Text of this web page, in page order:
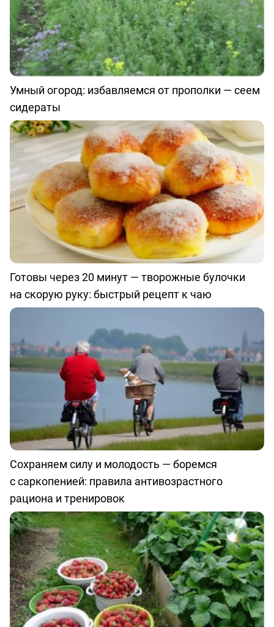
Умный огород: избавляемся от прополки — сеем
сидераты
Готовы через 20 минут — творожные булочки
на скорую руку: быстрый рецепт к чаю
Сохраняем силу и молодость — боремся
с саркопенией: правила антивозрастного
рациона и тренировок